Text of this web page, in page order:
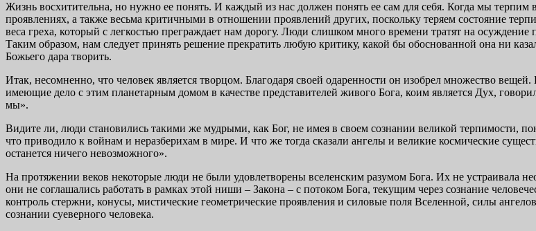
Жизнь восхитительна, но нужно ее понять. И каждый из нас должен понять ее сам для себя. Когда мы
проявлениях, а также весьма критичными в отношении проявлений других, поскольку теряем состояние
веса греха, который с легкостью преграждает нам дорогу. Люди слишком много времени тратят на
Таким образом, нам следует принять решение прекратить любую критику, какой бы обоснованной она ни
Божьего дара творить.
Итак, несомненно, что человек является творцом. Благодаря своей одаренности он изобрел множество
имеющие дело с этим планетарным домом в качестве представителей живого Бога, коим является Дух,
мы».
Видите ли, люди становились такими же мудрыми, как Бог, не имея в своем сознании великой терпимости,
что приводило к войнам и неразберихам в мире. И что же тогда сказали ангелы и великие космические
останется ничего невозможного».
На протяжении веков некоторые люди не были удовлетворены вселенским разумом Бога. Их не устраивала
они не соглашались работать в рамках этой ниши – Закона – с потоком Бога, текущим через сознание
контроль стержни, конусы, мистические геометрические проявления и силовые поля Вселенной, силы
сознании суеверного человека.